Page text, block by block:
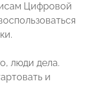
Цифровой
люди дела.
и